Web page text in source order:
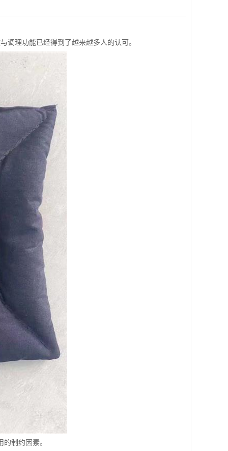
调理功能已经得到了越来越多人的认可。
制约因素。